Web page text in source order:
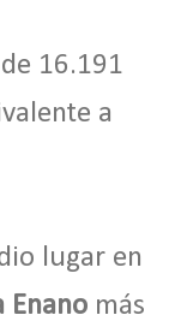
16.191
a
lugar en
Enano más